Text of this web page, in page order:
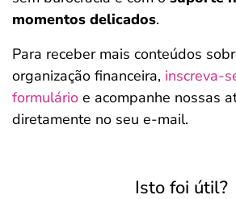
momentos delicados.
Para receber mais conteúdos
organização financeira, inscreva-
formulário e acompanhe nossas
diretamente no seu e-mail.
Isto foi útil?